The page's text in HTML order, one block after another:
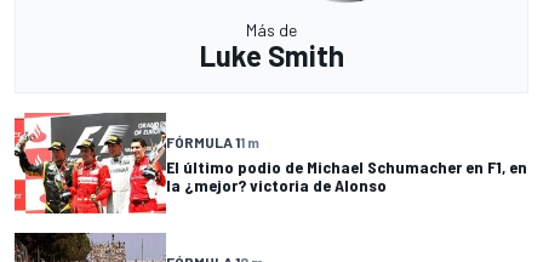
Más de
Luke Smith
FÓRMULA 11 m
El último podio de Michael Schumacher en F1, en
la ¿mejor? victoria de Alonso